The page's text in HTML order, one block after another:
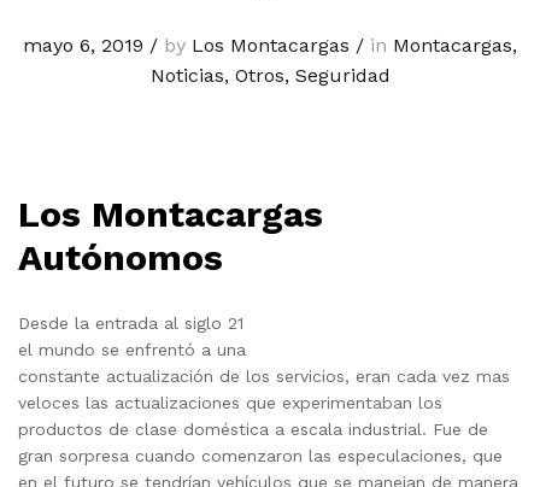
mayo 6, 2019 / by Los Montacargas / in Montacargas,
Noticias, Otros, Seguridad
Los Montacargas
Autónomos
Desde la entrada al siglo 21
el mundo se enfrentó a una
constante actualización de los servicios, eran cada vez mas
veloces las actualizaciones que experimentaban los
productos de clase doméstica a escala industrial. Fue de
gran sorpresa cuando comenzaron las especulaciones, que
en el futuro se tendrían vehículos que se manejan de manera